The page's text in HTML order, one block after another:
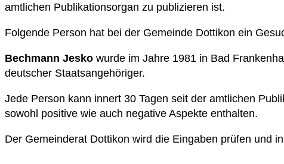
amtlichen Publikationsorgan zu publizieren ist.
Folgende Person hat bei der Gemeinde Dottikon ein
Bechmann Jesko wurde im Jahre 1981 in Bad
deutscher Staatsangehöriger.
Jede Person kann innert 30 Tagen seit der amtlichen
sowohl positive wie auch negative Aspekte enthalten.
Der Gemeinderat Dottikon wird die Eingaben prüfen und